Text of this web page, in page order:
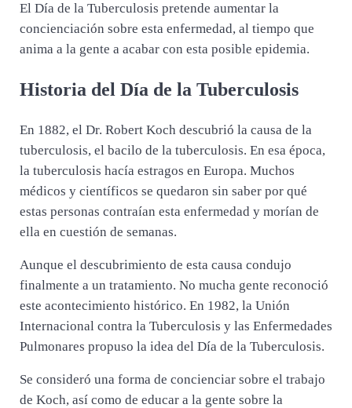
El Día de la Tuberculosis pretende aumentar la
concienciación sobre esta enfermedad, al tiempo que
anima a la gente a acabar con esta posible epidemia.
Historia del Día de la Tuberculosis
En 1882, el Dr. Robert Koch descubrió la causa de la
tuberculosis, el bacilo de la tuberculosis. En esa época,
la tuberculosis hacía estragos en Europa. Muchos
médicos y científicos se quedaron sin saber por qué
estas personas contraían esta enfermedad y morían de
ella en cuestión de semanas.
Aunque el descubrimiento de esta causa condujo
finalmente a un tratamiento. No mucha gente reconoció
este acontecimiento histórico. En 1982, la Unión
Internacional contra la Tuberculosis y las Enfermedades
Pulmonares propuso la idea del Día de la Tuberculosis.
Se consideró una forma de concienciar sobre el trabajo
de Koch, así como de educar a la gente sobre la